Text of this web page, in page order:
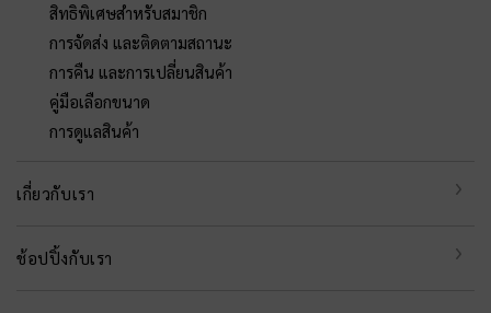
สิทธิพิเศษสำหรับสมาชิก
การจัดส่ง และติดตามสถานะ
การคืน และการเปลี่ยนสินค้า
คู่มือเลือกขนาด
การดูแลสินค้า
เกี่ยวกับเรา
ช้อปปิ้งกับเรา